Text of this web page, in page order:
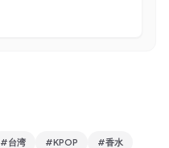
#台湾 #KPOP #香水